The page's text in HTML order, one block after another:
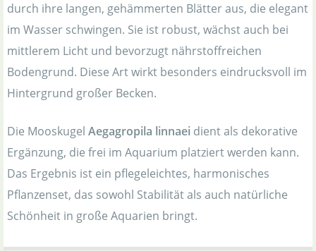
durch ihre langen, gehämmerten Blätter aus, die elegant
im Wasser schwingen. Sie ist robust, wächst auch bei
mittlerem Licht und bevorzugt nährstoffreichen
Bodengrund. Diese Art wirkt besonders eindrucksvoll im
Hintergrund großer Becken.
Die Mooskugel Aegagropila linnaei dient als dekorative
Ergänzung, die frei im Aquarium platziert werden kann.
Das Ergebnis ist ein pflegeleichtes, harmonisches
Pflanzenset, das sowohl Stabilität als auch natürliche
Schönheit in große Aquarien bringt.